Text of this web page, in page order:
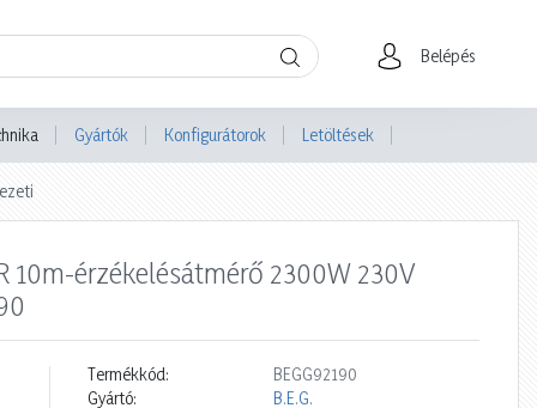
Belépés
Gyártók Konfigurátorok Letöltések
10m-érzékelésátmérő 2300W 230V
Termékkód:
BEGG92190
Gyártó:
B.E.G.